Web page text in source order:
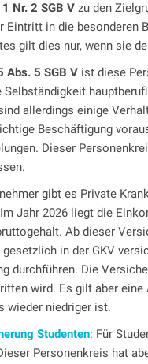
Nr. 2 SGB Vzu den
Eintritt in die besonderen
gilt dies nur, wenn sie
Abs. 5 SGB Vist diese
Selbständigkeit
allerdings einige
Beschäftigung
Dieser
gibt es Private
Jahr 2026 liegt die
Ab dieser
in der GKV
durchführen. Die
wird. Es gilt aber
wieder niedriger ist.
Studenten: Für
Personenkreis hat